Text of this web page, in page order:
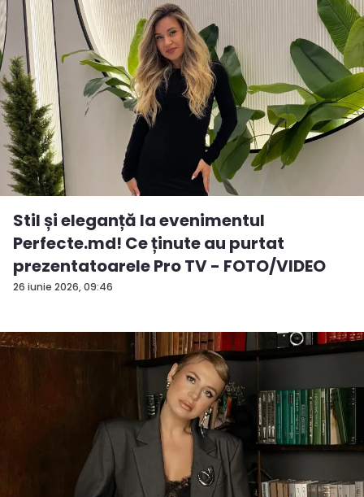
26 iunie 2026, 09:46
Stil și eleganță la evenimentul
Perfecte.md! Ce ținute au purtat
prezentatoarele Pro TV - FOTO/VIDEO